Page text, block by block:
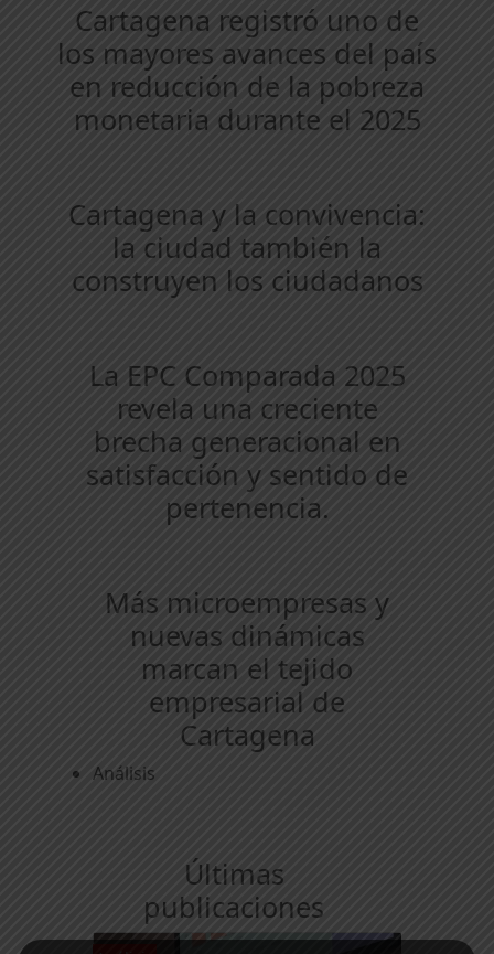
Cartagena registró uno de
los mayores avances del país
en reducción de la pobreza
monetaria durante el 2025
Cartagena y la convivencia:
la ciudad también la
construyen los ciudadanos
La EPC Comparada 2025
revela una creciente
brecha generacional en
satisfacción y sentido de
pertenencia.
Más microempresas y
nuevas dinámicas
marcan el tejido
empresarial de
Cartagena
Análisis
Últimas
publicaciones